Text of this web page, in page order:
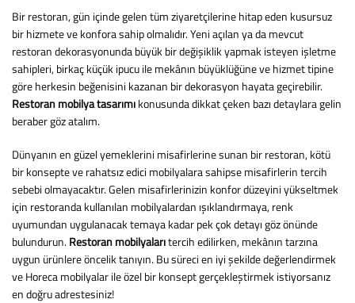
Bir restoran, gün içinde gelen tüm ziyaretçilerine hitap eden kusursuz
bir hizmete ve konfora sahip olmalıdır. Yeni açılan ya da mevcut
restoran dekorasyonunda büyük bir değişiklik yapmak isteyen işletme
sahipleri, birkaç küçük ipucu ile mekânın büyüklüğüne ve hizmet tipine
göre herkesin beğenisini kazanan bir dekorasyon hayata geçirebilir.
Restoran mobilya tasarımıkonusunda dikkat çeken bazı detaylara gelin
beraber göz atalım.
Dünyanın en güzel yemeklerini misafirlerine sunan bir restoran, kötü
bir konsepte ve rahatsız edici mobilyalara sahipse misafirlerin tercih
sebebi olmayacaktır. Gelen misafirlerinizin konfor düzeyini yükseltmek
için restoranda kullanılan mobilyalardan ışıklandırmaya, renk
uyumundan uygulanacak temaya kadar pek çok detayı göz önünde
bulundurun.Restoran mobilyalarıtercih edilirken, mekânın tarzına
uygun ürünlere öncelik tanıyın. Bu süreci en iyi şekilde değerlendirmek
ve Horeca mobilyalar ile özel bir konsept gerçekleştirmek istiyorsanız
en doğru adrestesiniz!